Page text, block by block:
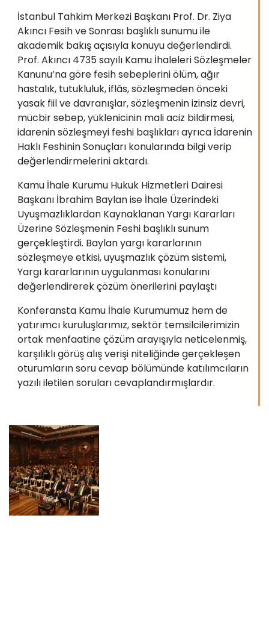
İstanbul Tahkim Merkezi Başkanı Prof. Dr. Ziya
Akıncı Fesih ve Sonrası başlıklı sunumu ile
akademik bakış açısıyla konuyu değerlendirdi.
Prof. Akıncı 4735 sayılı Kamu İhaleleri Sözleşmeler
Kanunu’na göre fesih sebeplerini ölüm, ağır
hastalık, tutukluluk, iflâs, sözleşmeden önceki
yasak fiil ve davranışlar, sözleşmenin izinsiz devri,
mücbir sebep, yüklenicinin mali aciz bildirmesi,
idarenin sözleşmeyi feshi başlıkları ayrıca İdarenin
Haklı Feshinin Sonuçları konularında bilgi verip
değerlendirmelerini aktardı.
Kamu İhale Kurumu Hukuk Hizmetleri Dairesi
Başkanı İbrahim Baylan ise İhale Üzerindeki
Uyuşmazlıklardan Kaynaklanan Yargı Kararları
Üzerine Sözleşmenin Feshi başlıklı sunum
gerçekleştirdi. Baylan yargı kararlarının
sözleşmeye etkisi, uyuşmazlık çözüm sistemi,
Yargı kararlarının uygulanması konularını
değerlendirerek çözüm önerilerini paylaştı
Konferansta Kamu İhale Kurumumuz hem de
yatırımcı kuruluşlarımız, sektör temsilcilerimizin
ortak menfaatine çözüm arayışıyla neticelenmiş,
karşılıklı görüş alış verişi niteliğinde gerçekleşen
oturumların soru cevap bölümünde katılımcıların
yazılı iletilen soruları cevaplandırmışlardır.